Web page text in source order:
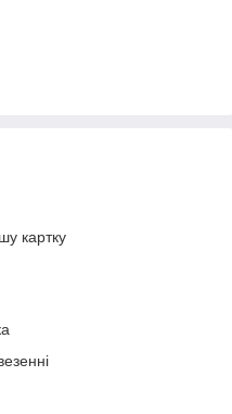
картку